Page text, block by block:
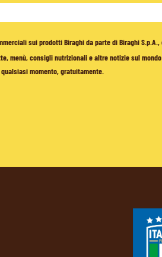
sui prodotti Biraghi da parte di Biraghi S.p.A.,
menù, consigli nutrizionali e altre notizie sul
momento, gratuitamente.